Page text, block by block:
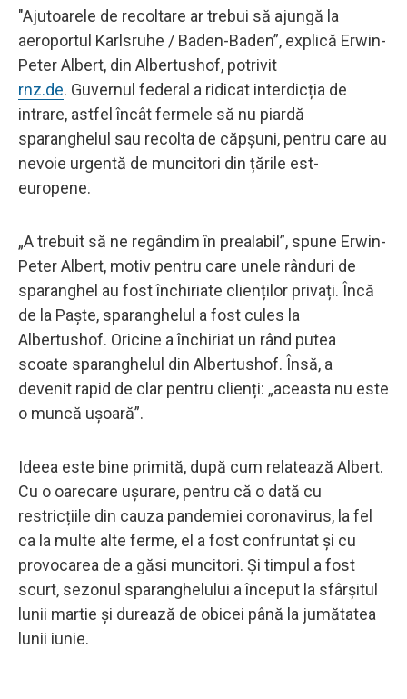
"Ajutoarele de recoltare ar trebui să ajungă la
aeroportul Karlsruhe / Baden-Baden”, explică Erwin-
Peter Albert, din Albertushof, potrivit
rnz.de. Guvernul federal a ridicat interdicția de
intrare, astfel încât fermele să nu piardă
sparanghelul sau recolta de căpșuni, pentru care au
nevoie urgentă de muncitori din țările est-
europene.
„A trebuit să ne regândim în prealabil”, spune Erwin-
Peter Albert, motiv pentru care unele rânduri de
sparanghel au fost închiriate clienților privați. Încă
de la Paște, sparanghelul a fost cules la
Albertushof. Oricine a închiriat un rând putea
scoate sparanghelul din Albertushof. Însă, a
devenit rapid de clar pentru clienți: „aceasta nu este
o muncă ușoară”.
Ideea este bine primită, după cum relatează Albert.
Cu o oarecare ușurare, pentru că o dată cu
restricțiile din cauza pandemiei coronavirus, la fel
ca la multe alte ferme, el a fost confruntat și cu
provocarea de a găsi muncitori. Și timpul a fost
scurt, sezonul sparanghelului a început la sfârșitul
lunii martie și durează de obicei până la jumătatea
lunii iunie.